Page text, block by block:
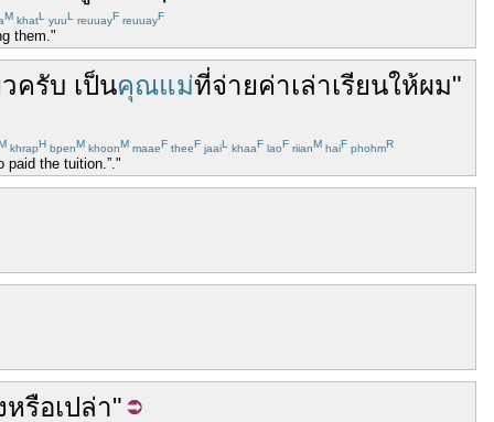
M khatL yuuL reuuayF reuuayF
them."
ครับ เป็นคุณแม่ที่จ่ายค่าเล่าเรียนให้ผม"
khrapH bpenM khoonM maaeF theeF jaaiL khaaF laoF riianM haiF phohmR
paid the tuition.”."
หรือเปล่า"